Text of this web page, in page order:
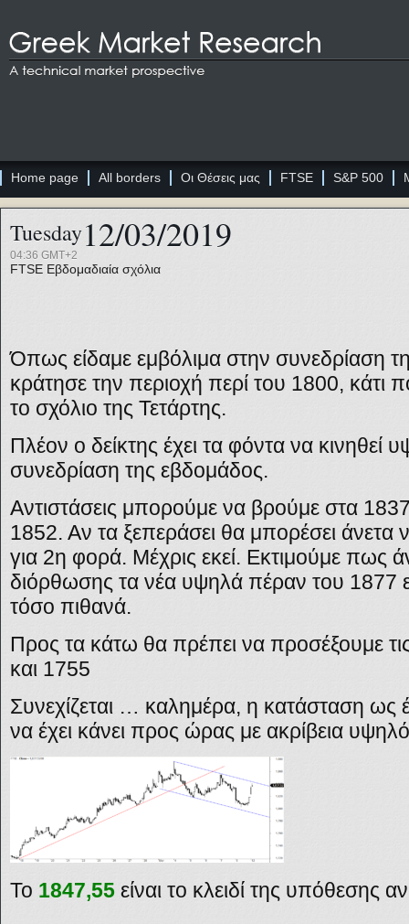
Home page All borders Οι Θέσεις μας FTSE S&P 500
Tuesday12/03/2019
04:36 GMT+2
FTSE Εβδομαδιαία σχόλια
Όπως είδαμε εμβόλιμα στην συνεδρίαση
κράτησε την περιοχή περί του 1800, κάτι
το σχόλιο της Τετάρτης.
Πλέον ο δείκτης έχει τα φόντα να
συνεδρίαση της εβδομάδος.
Αντιστάσεις μπορούμε να βρούμε στα
1852. Αν τα ξεπεράσει θα μπορέσει άνετα
για 2η φορά. Μέχρις εκεί. Εκτιμούμε πως
διόρθωσης τα νέα υψηλά πέραν του 1877
τόσο πιθανά.
Προς τα κάτω θα πρέπει να προσέξουμε
και 1755
Συνεχίζεται … καλημέρα, η κατάσταση ως
να έχει κάνει προς ώρας με ακρίβεια
Το 1847,55 είναι το κλειδί της υπόθεσης